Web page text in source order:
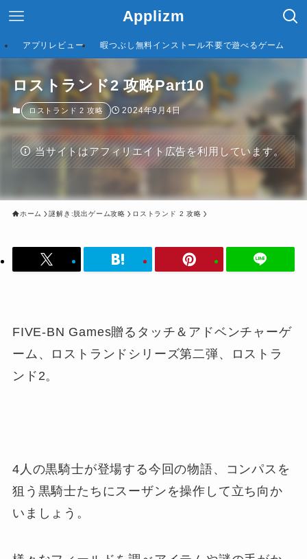
Applizm
アプリレビュー 暇つぶし無料インストール不要で遊べるゲーム
ロストランド2 攻略Part10
ロストランド 2 攻略 2024年9月4日
当サイトはアフィリエイト広告を利用しています。
ホーム 謎解き:脱出ゲーム攻略 ロストランド 2 攻略
FIVE-BN Games贈るタッチ＆アドベンチャーゲ
ーム、ロストランドシリーズ第二弾、ロストラ
ンド2。
4人の黒騎士が登場する今回の物語、コンパスを
狙う黒騎士たちにスーザンを操作して立ち向か
いましょう。